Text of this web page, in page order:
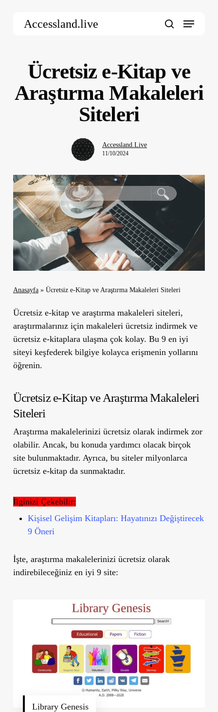
Accessland.live Menu
Ücretsiz e-Kitap ve
Araştırma Makaleleri
Siteleri
Accessland.Live
11/10/2024
Anasayfa» Ücretsiz e-Kitap ve Araştırma Makaleleri Siteleri
Ücretsiz e-kitap ve araştırma makaleleri siteleri,
araştırmalarınız için makaleleri ücretsiz indirmek ve
ücretsiz e-kitaplara ulaşma çok kolay. Bu 9 en iyi
siteyi keşfederek bilgiye kolayca erişmenin yollarını
öğrenin.
Ücretsiz e-Kitap ve Araştırma Makaleleri
Siteleri
Araştırma makalelerinizi ücretsiz olarak indirmek zor
olabilir. Ancak, bu konuda yardımcı olacak birçok
site bulunmaktadır. Ayrıca, bu siteler milyonlarca
ücretsiz e-kitap da sunmaktadır.
İlginizi Çekebilir:
Kişisel Gelişim Kitapları: Hayatınızı Değiştirecek
9 Öneri
İşte, araştırma makalelerinizi ücretsiz olarak
indirebileceğiniz en iyi 9 site:
Library Genesis